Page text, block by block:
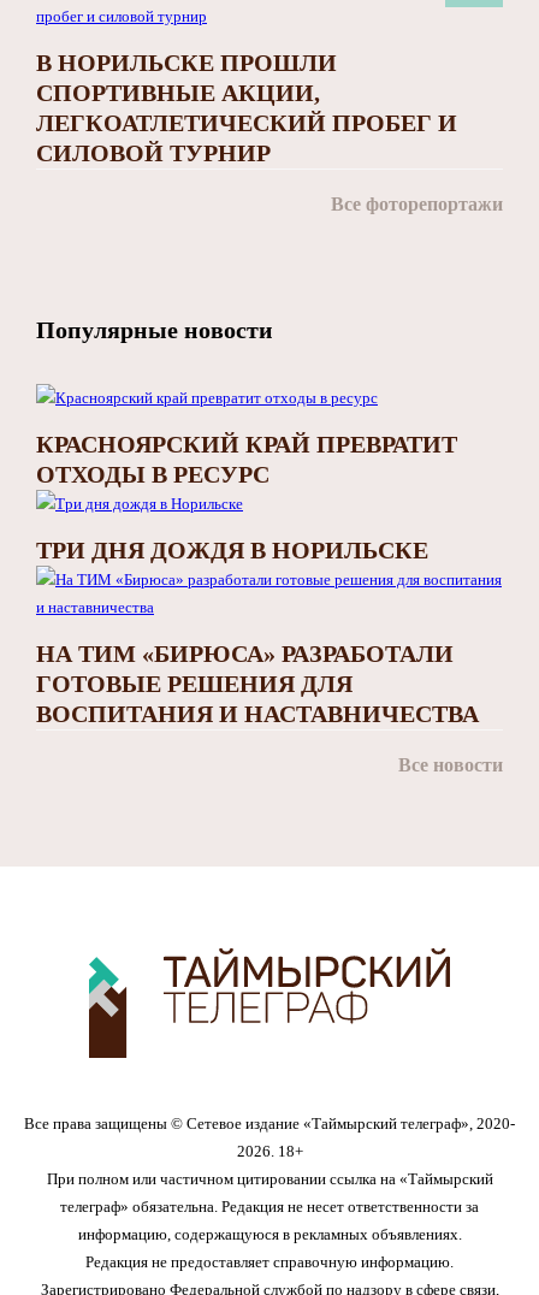
В НОРИЛЬСКЕ ПРОШЛИ
СПОРТИВНЫЕ АКЦИИ,
ЛЕГКОАТЛЕТИЧЕСКИЙ ПРОБЕГ И
СИЛОВОЙ ТУРНИР
Все фоторепортажи
Популярные новости
КРАСНОЯРСКИЙ КРАЙ ПРЕВРАТИТ
ОТХОДЫ В РЕСУРС
ТРИ ДНЯ ДОЖДЯ В НОРИЛЬСКЕ
НА ТИМ «БИРЮСА» РАЗРАБОТАЛИ
ГОТОВЫЕ РЕШЕНИЯ ДЛЯ
ВОСПИТАНИЯ И НАСТАВНИЧЕСТВА
Все новости
Все права защищены © Сетевое издание «Таймырский телеграф», 2020-
2026. 18+
При полном или частичном цитировании ссылка на «Таймырский
телеграф» обязательна. Редакция не несет ответственности за
информацию, содержащуюся в рекламных объявлениях.
Редакция не предоставляет справочную информацию.
Зарегистрировано Федеральной службой по надзору в сфере связи,